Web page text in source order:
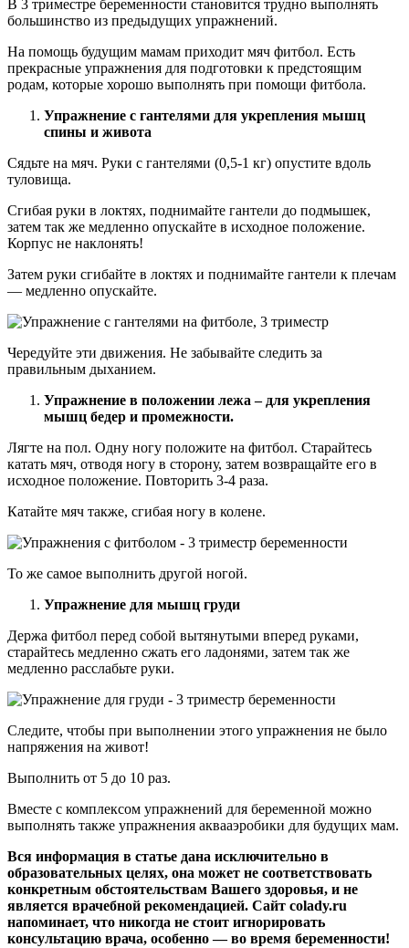
В 3 триместре беременности становится трудно выполнять
большинство из предыдущих упражнений.
На помощь будущим мамам приходит мяч фитбол. Есть
прекрасные упражнения для подготовки к предстоящим
родам, которые хорошо выполнять при помощи фитбола.
Упражнение с гантелями для укрепления мышц
спины и живота
Сядьте на мяч. Руки с гантелями (0,5-1 кг) опустите вдоль
туловища.
Сгибая руки в локтях, поднимайте гантели до подмышек,
затем так же медленно опускайте в исходное положение.
Корпус не наклонять!
Затем руки сгибайте в локтях и поднимайте гантели к плечам
— медленно опускайте.
Чередуйте эти движения. Не забывайте следить за
правильным дыханием.
Упражнение в положении лежа – для укрепления
мышц бедер и промежности.
Лягте на пол. Одну ногу положите на фитбол. Старайтесь
катать мяч, отводя ногу в сторону, затем возвращайте его в
исходное положение. Повторить 3-4 раза.
Катайте мяч также, сгибая ногу в колене.
То же самое выполнить другой ногой.
Упражнение для мышц груди
Держа фитбол перед собой вытянутыми вперед руками,
старайтесь медленно сжать его ладонями, затем так же
медленно расслабьте руки.
Следите, чтобы при выполнении этого упражнения не было
напряжения на живот!
Выполнить от 5 до 10 раз.
Вместе с комплексом упражнений для беременной можно
выполнять также упражнения аквааэробики для будущих мам.
Вся информация в статье дана исключительно в
образовательных целях, она может не соответствовать
конкретным обстоятельствам Вашего здоровья, и не
является врачебной рекомендацией. Cайт сolady.ru
напоминает, что никогда не стоит игнорировать
консультацию врача, особенно — во время беременности!